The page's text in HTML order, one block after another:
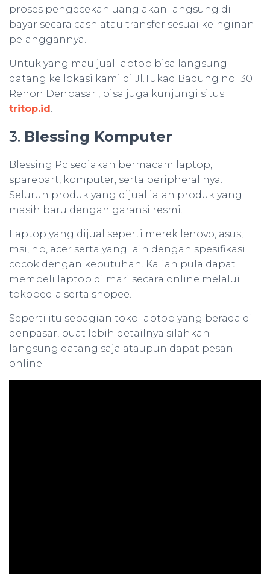
proses pengecekan uang akan langsung di
bayar secara cash atau transfer sesuai keinginan
pelanggannya.
Untuk yang mau jual laptop bisa langsung
datang ke lokasi kami di Jl.Tukad Badung no.130
Renon Denpasar , bisa juga kunjungi situs
tritop.id .
3. Blessing Komputer
Blessing Pc sediakan bermacam laptop,
sparepart, komputer, serta peripheral nya.
Seluruh produk yang dijual ialah produk yang
masih baru dengan garansi resmi.
Laptop yang dijual seperti merek lenovo, asus,
msi, hp, acer serta yang lain dengan spesifikasi
cocok dengan kebutuhan. Kalian pula dapat
membeli laptop di mari secara online melalui
tokopedia serta shopee.
Seperti itu sebagian toko laptop yang berada di
denpasar, buat lebih detailnya silahkan
langsung datang saja ataupun dapat pesan
online.